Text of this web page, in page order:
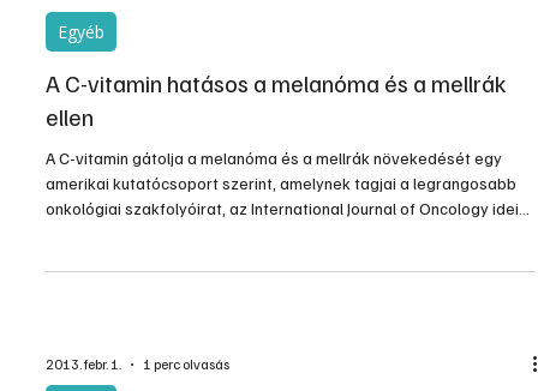
Egyéb
A C-vitamin hatásos a melanóma és a mellrák
ellen
A C-vitamin gátolja a melanóma és a mellrák növekedését egy
amerikai kutatócsoport szerint, amelynek tagjai a legrangosabb
onkológiai szakfolyóirat, az International Journal of Oncology idei
2013. febr. 1. 1 perc olvasás